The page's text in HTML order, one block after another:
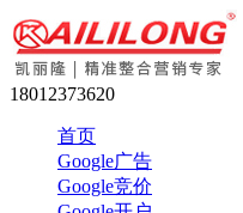
18012373620
首页
Google广告
Google竞价